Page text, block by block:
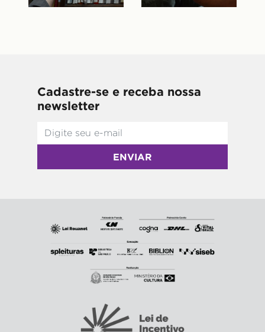
Cadastre-se e receba nossa
newsletter
ENVIAR